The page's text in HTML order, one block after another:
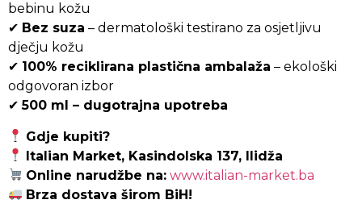
bebinu kožu
✔ Bez suza – dermatološki testirano za osjetljivu
dječju kožu
✔ 100% reciklirana plastična ambalaža – ekološki
odgovoran izbor
✔500 ml – dugotrajna upotreba
Gdje kupiti?
Italian Market, Kasindolska 137, Ilidža
Online narudžbe na: www.italian-market.ba
Brza dostava širom BiH!